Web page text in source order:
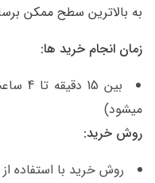
به بالاترین سطح ممکن
زمان انجام خرید ها:
بین
میشود)
روش خرید:
روش خرید با استفاده